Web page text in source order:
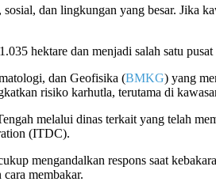
dan lingkungan yang besar. Jika
hektare dan menjadi salah satu
dan Geofisika (BMKG) yang
risiko karhutla, terutama di
melalui dinas terkait yang telah
(ITDC).
mengandalkan respons saat
membakar.